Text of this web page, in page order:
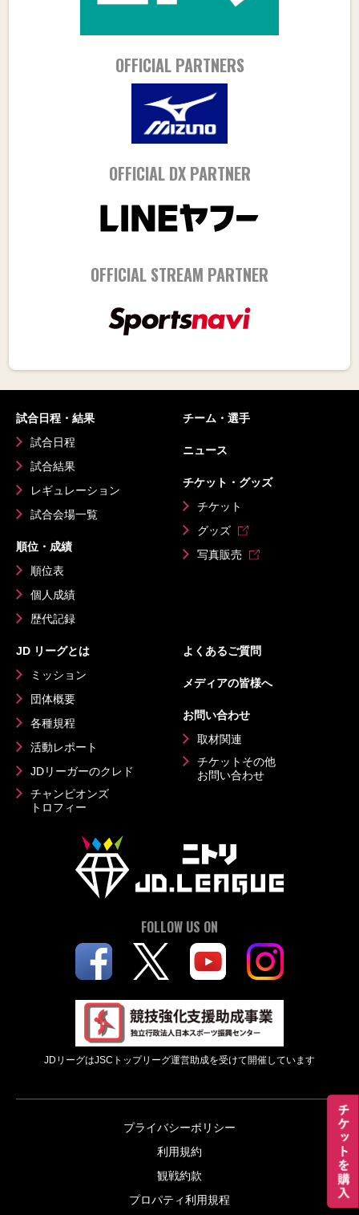
OFFICIAL PARTNERS
OFFICIAL DX PARTNER
OFFICIAL STREAM PARTNER
試合日程・結果
試合日程
試合結果
レギュレーション
試合会場一覧
順位・成績
順位表
個人成績
歴代記録
チーム・選手
ニュース
チケット・グッズ
チケット
グッズ
写真販売
JD リーグとは
ミッション
団体概要
各種規程
活動レポート
JDリーガーのクレド
チャンピオンズ
トロフィー
よくあるご質問
メディアの皆様へ
お問い合わせ
取材関連
チケットその他
お問い合わせ
FOLLOW US ON
JDリーグはJSCトップリーグ運営助成を受けて開催しています
プライバシーポリシー
利用規約
観戦約款
プロパティ利用規程